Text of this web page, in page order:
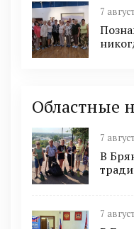
7
Областные
7
В
7